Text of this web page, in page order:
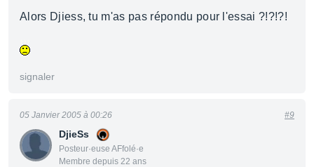
Alors Djiess, tu m'as pas répondu pour l'essai ?!?!?!
signaler
DjieSs
Posteur·euse AFfolé·e
Membre depuis 22 ans
05 Janvier 2005 à 00:26 #9